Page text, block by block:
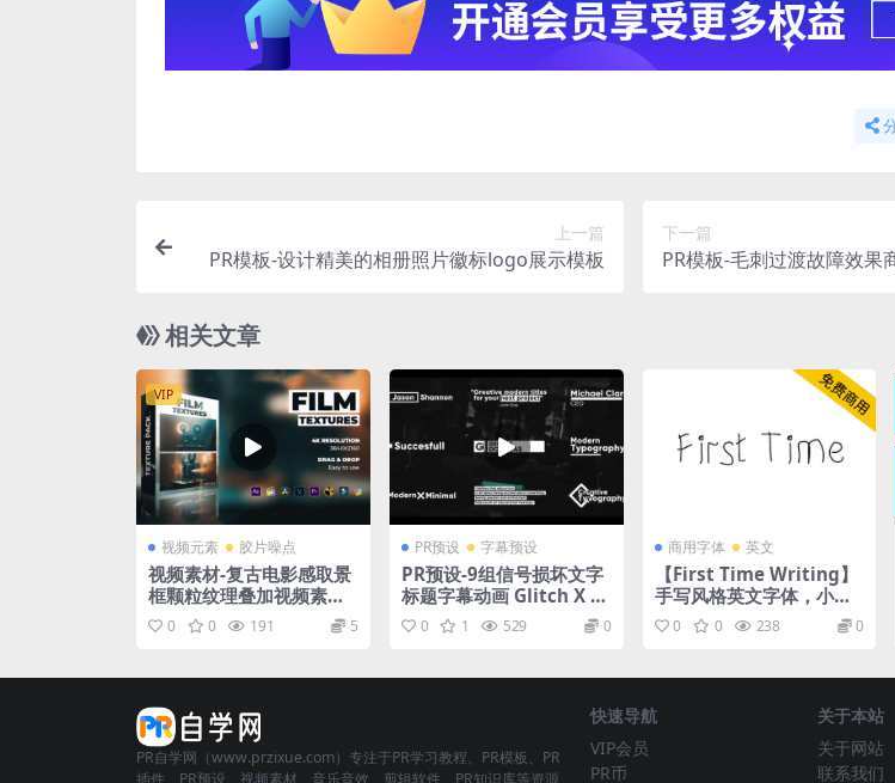
上一篇
PR模板-设计精美的相册照片徽标logo展示模板
下一篇
PR模板-毛刺过渡故障效果
相关文章
VIP
视频元素 胶片噪点
视频素材-复古电影感取景
框颗粒纹理叠加视频素材
AEJuice Film Textures
0 0 191 5
PR预设 字幕预设
PR预设-9组信号损坏文字
标题字幕动画 Glitch X Ti
tles for Premiere Pro
0 1 529 0
商用字体 英文
【First Time Writing】
手写风格英文字体，小学
生手写风格
0 0 238 0
PR自学网（www.przixue.com）专注于PR学习教程、PR模板、PR
快速导航
VIP会员
PR币
关于本站
关于网站
联系我们